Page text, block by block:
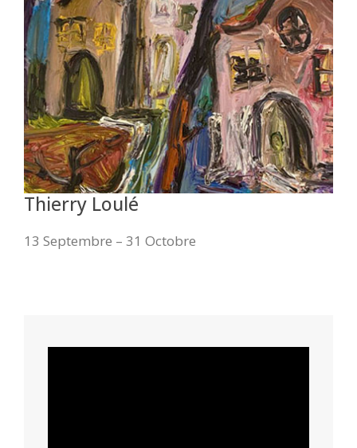
Thierry Loulé
13 Septembre – 31 Octobre